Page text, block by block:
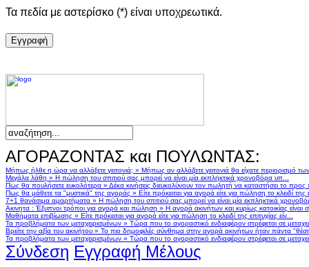
Τα πεδία με αστερίσκο (*) είναι υποχρεωτικά.
Eγγραφή
ΑΓΟΡΑΖΟΝΤΑΣ και ΠΟΥΛΩΝΤΑΣ:
Μήπως ήλθε η ώρα να αλλάξετε γειτονιά; » Μήπως αν αλλάζατε γειτονιά θα είχατε περιορισμό
Μεγάλα λάθη » Η πώληση του σπιτιού σας μπορεί να είναι μία εκπληκτικά χρονοβόρα υπ...
Πως θα πουλήσετε ευκολότερα » Δέκα κινήσεις διευκολύνουν τον πωλητή να καταστήσει το
Πως θα μάθετε τα "μυστικά" της αγοράς » Είτε πρόκειται για αγορά είτε για πώληση το κλειδί της
7+1 θανάσιμα αμαρτήματα » Η πώληση του σπιτιού σας μπορεί να είναι μία εκπληκτικά
Ακινητα : Έξυπνοι τρόποι για αγορά και πώληση » Η αγορά ακινήτων και κυρίως κατοικίας
Μαθήματα επιβίωσης » Είτε πρόκειται για αγορά είτε για πώληση το κλειδί της επιτυχίας είν...
Τα προβλήματα των μεταχειρισμένων » Τώρα που το αγοραστικό ενδιαφέρον στρέφεται σε
Βρείτε την αξία του ακινήτου » Το πιο δημοφιλές σύνθημα στην αγορά ακινήτων ήταν πάντα
Τα προβλήματα των μεταχειρισμένων » Τώρα που το αγοραστικό ενδιαφέρον στρέφεται σε
Σύνδεση Εγγραφή Μέλους